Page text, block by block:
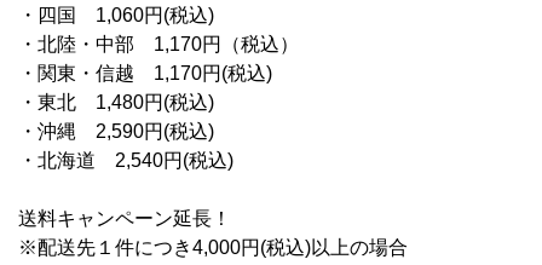
・四国 1,060円(税込)
・北陸・中部 1,170円（税込）
・関東・信越 1,170円(税込)
・東北 1,480円(税込)
・沖縄 2,590円(税込)
・北海道 2,540円(税込)
送料キャンペーン延長！
※配送先１件につき4,000円(税込)以上の場合